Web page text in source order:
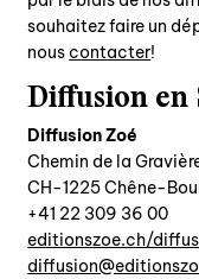
souhaitez faire un
nous contacter!
Diffusion en
Diffusion Zoé
Chemin de la
CH-1225 Chêne-
00 63 903 22 14+
editionszoe.ch/